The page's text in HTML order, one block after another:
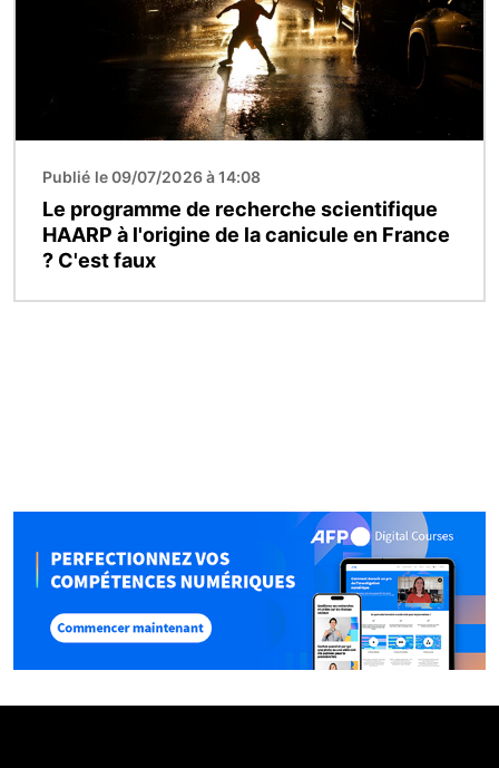
Publié le 09/07/2026 à 14:08
Le programme de recherche scientifique
HAARP à l'origine de la canicule en France
? C'est faux